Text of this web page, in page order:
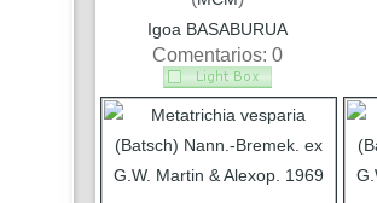
Igoa BASABURUA
Comentarios: 0